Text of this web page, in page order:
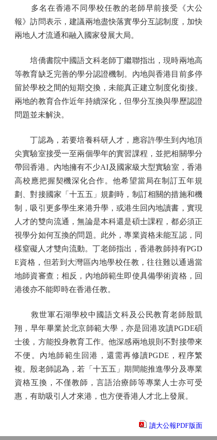
多名在香港不同學校任教的老師早前接受《大公
報》訪問表示，建議兩地盡快落實學分互認制度，加快
兩地人才流通和融入國家發展大局。
培僑書院中國語文科老師丁繼聯指出，現時兩地高
等教育缺乏完善的學分認證機制。內地與香港目前多停
留於學校之間的短期交換，未能真正建立制度化銜接。
兩地的教育合作近年持續深化，但學分互換與學歷認證
問題並未解決。
丁認為，若要培養科研人才，應容許學生到內地頂
尖實驗室接受一至兩個學年的實習課程，並把相關學分
帶回香港。內地擁有不少AI及國家級大型實驗室，香港
高校應把握契機深化合作。他希望當局在制訂五年規
劃、對接國家「十五五」規劃時，制訂相關的措施和機
制，吸引更多學生來港升學，或港生回內地讀書，實現
人才的雙向流通，無論是本科還是碩士課程，都必須正
視學分如何互換的問題。此外，專業資格未能互認，同
樣窒礙人才雙向流動。丁老師指出，香港教師持有PGD
E資格，但若到大灣區內地學校任教，往往難以通過當
地師資審查；相反，內地師範生即使具備學術資格，回
港後亦不能即時在香港任教。
救世軍石湖學校中國語文科及公民教育老師殷凱
翔，早年畢業於北京師範大學，亦是回港攻讀PGDE碩
士後，方能投身教育工作。他深感兩地規則不對接帶來
不便。內地師範生回港，還需再修讀PGDE，程序繁
複。殷老師認為，若「十五五」期間能推進學分及專業
資格互換，不僅教師，言語治療師等專業人士亦可受
惠，有助吸引人才來港，也方便香港人才北上發展。
讀大公報PDF版面